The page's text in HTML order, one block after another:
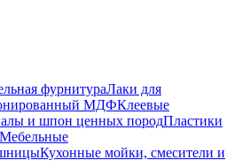
фурнитураЛаки для
МДФКлеевые
и шпон ценных породПластики
Мебельные
Кухонные мойки, смесители и